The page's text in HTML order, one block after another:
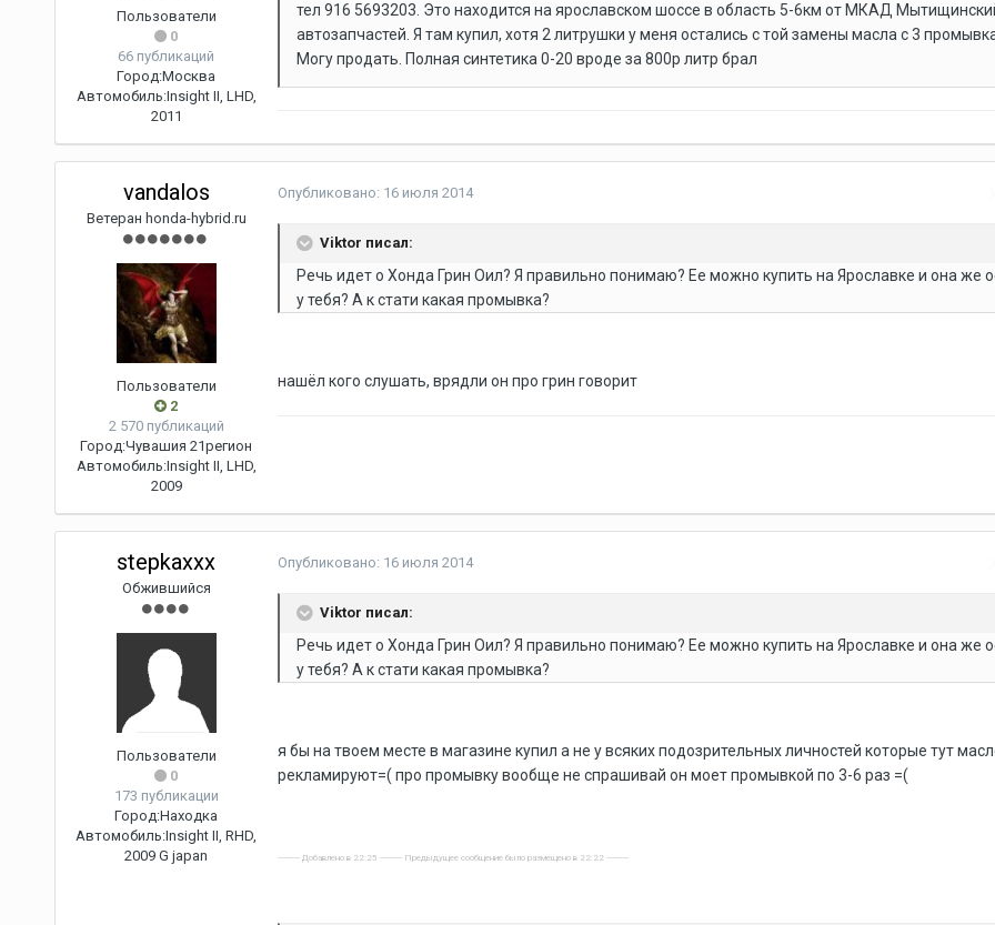
Пользователи
0
66 публикаций
Город:Москва
Автомобиль:Insight II, LHD,
2011
тел 916 5693203. Это находится на ярославском шоссе в область 5-6км от МКАД
автозапчастей. Я там купил, хотя 2 литрушки у меня остались с той замены масла с 3
Могу продать. Полная синтетика 0-20 вроде за 800р литр брал
vandalos
Ветеран honda-hybrid.ru
Пользователи
2
2 570 публикаций
Город:Чувашия 21регион
Автомобиль:Insight II, LHD,
2009
Опубликовано: 16 июля 2014
Viktor писал:
Речь идет о Хонда Грин Оил? Я правильно понимаю? Ее можно купить на Ярославке и она же
у тебя? А к стати какая промывка?
нашёл кого слушать, врядли он про грин говорит
stepkaxxx
Обжившийся
Пользователи
0
173 публикации
Город:Находка
Автомобиль:Insight II, RHD,
2009 G japan
Опубликовано: 16 июля 2014
Viktor писал:
Речь идет о Хонда Грин Оил? Я правильно понимаю? Ее можно купить на Ярославке и она же
у тебя? А к стати какая промывка?
я бы на твоем месте в магазине купил а не у всяких подозрительных личностей которые тут
рекламируют=( про промывку вообще не спрашивай он моет промывкой по 3-6 раз =(
---------- Добавлено в 22:25 ---------- Предыдущее сообщение было размещено в 22:22 ----------